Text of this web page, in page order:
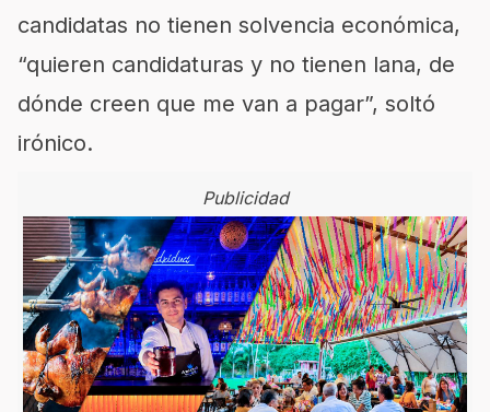
candidatas no tienen solvencia económica,
“quieren candidaturas y no tienen lana, de
dónde creen que me van a pagar”, soltó
irónico.
Publicidad